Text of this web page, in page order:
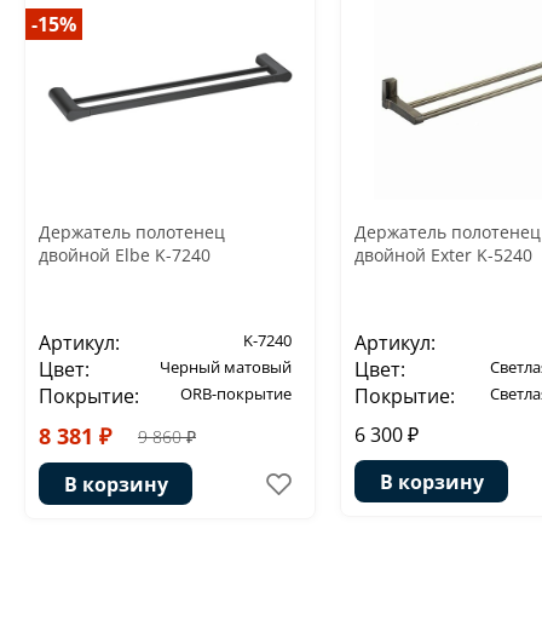
-15%
Держатель полотенец
двойной Elbe K-7240
Артикул: K-7240
Цвет: Черный матовый
Покрытие: ORB-покрытие
8 381 ₽ 9 860 ₽
В корзину
Держатель полотенец
двойной Exter K-5240
Артикул:
Цвет:
Покрытие:
6 300 ₽
В корзину